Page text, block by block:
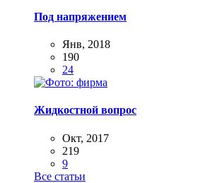
Под напряжением
Янв, 2018
190
24
Жидкостной вопрос
Окт, 2017
219
9
Все статьи